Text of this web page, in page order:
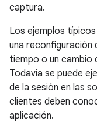
captura.
Los ejemplos
una reconfiguración
tiempo o un cambio
Todavía se puede
de la sesión en las
clientes deben
aplicación.